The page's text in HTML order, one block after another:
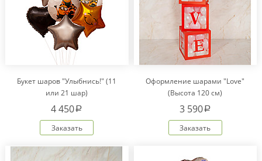
Букет шаров "Улыбнись!" (11
или 21 шар)
4 450a
Заказать
Оформление шарами "Love"
(Высота 120 см)
3 590a
Заказать